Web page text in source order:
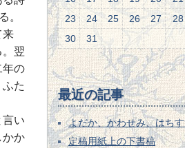
。
来
翌
年の
た
い
かか
23
24 25 26 27 28
30
31
最近の記事
よだか、かわせみ、はち
定稿用紙上の下書稿